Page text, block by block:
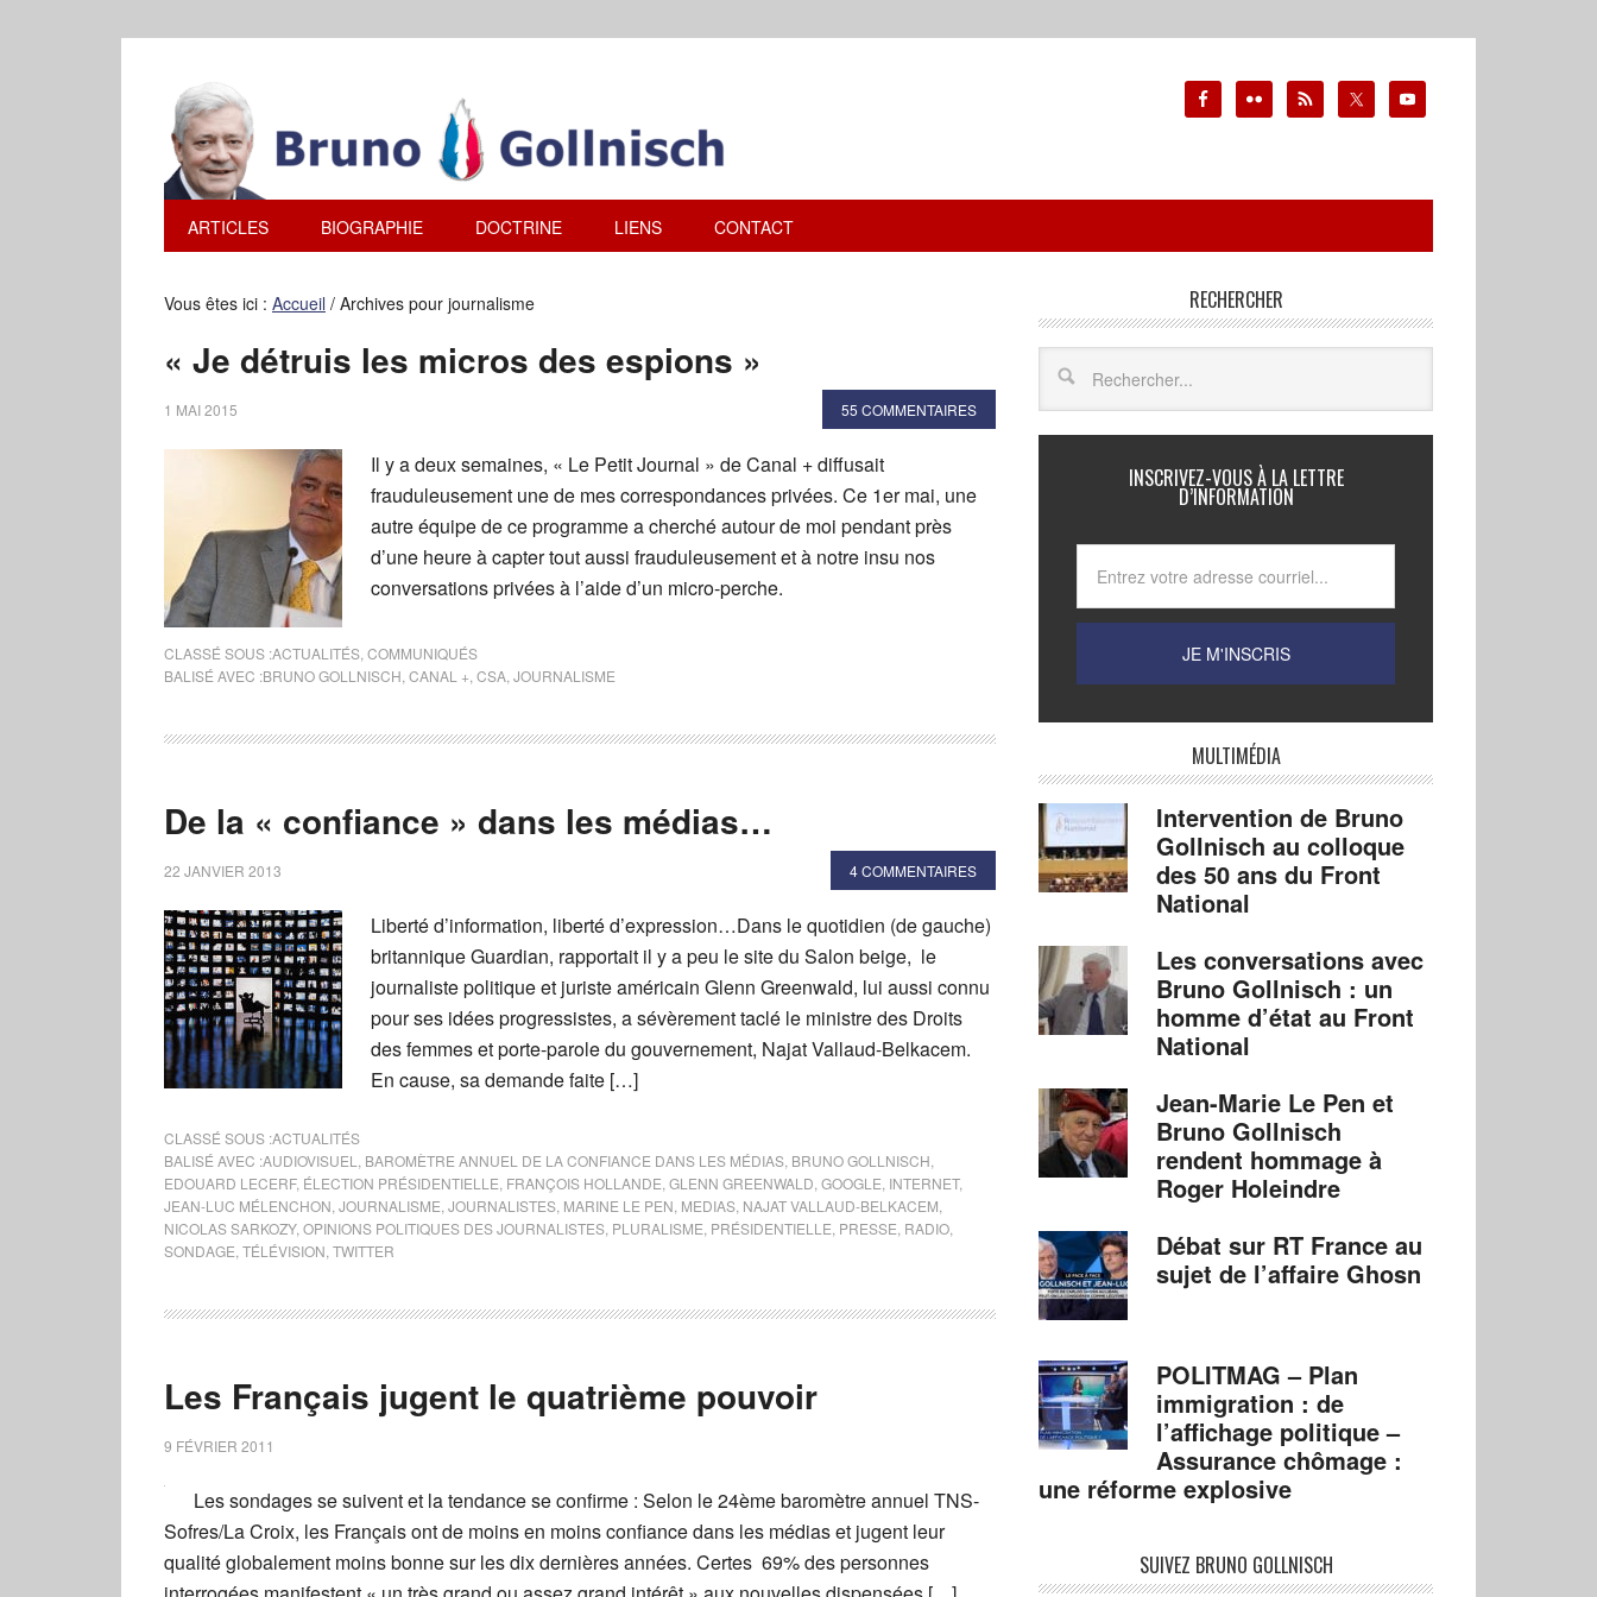
ARTICLES BIOGRAPHIE DOCTRINE LIENS CONTACT
Vous êtes ici : Accueil / Archives pour journalisme
« Je détruis les micros des espions »
1 MAI 2015 55 COMMENTAIRES
Il y a deux semaines, « Le Petit Journal » de Canal + diffusait
frauduleusement une de mes correspondances privées. Ce 1er mai, une
autre équipe de ce programme a cherché autour de moi pendant près
d’une heure à capter tout aussi frauduleusement et à notre insu nos
conversations privées à l’aide d’un micro-perche.
CLASSÉ SOUS :ACTUALITÉS COMMUNIQUÉS
BALISÉ AVEC :BRUNO GOLLNISCH CANAL + CSA JOURNALISME
De la « confiance » dans les médias…
22 JANVIER 2013 4 COMMENTAIRES
Liberté d’information, liberté d’expression…Dans le quotidien (de gauche)
britannique Guardian, rapportait il y a peu le site du Salon beige, le
journaliste politique et juriste américain Glenn Greenwald, lui aussi connu
pour ses idées progressistes, a sévèrement taclé le ministre des Droits
des femmes et porte-parole du gouvernement, Najat Vallaud-Belkacem.
En cause, sa demande faite […]
CLASSÉ SOUS :ACTUALITÉS
BALISÉ AVEC :AUDIOVISUEL BAROMÈTRE ANNUEL DE LA CONFIANCE DANS LES MÉDIAS BRUNO GOLLNISCH
EDOUARD LECERF, ÉLECTION PRÉSIDENTIELLE FRANÇOIS HOLLANDE GLENN GREENWALD GOOGLE INTERNET,
JEAN-LUC MÉLENCHON JOURNALISME JOURNALISTES MARINE LE PEN MEDIAS NAJAT VALLAUD-BELKACEM
NICOLAS SARKOZY, OPINIONS POLITIQUES DES JOURNALISTES PLURALISME PRÉSIDENTIELLE PRESSE RADIO
SONDAGE TÉLÉVISION TWITTER
Les Français jugent le quatrième pouvoir
9 FÉVRIER 2011
Les sondages se suivent et la tendance se confirme : Selon le 24ème baromètre annuel TNS-
Sofres/La Croix, les Français ont de moins en moins confiance dans les médias et jugent leur
qualité globalement moins bonne sur les dix dernières années. Certes 69% des personnes
RECHERCHER
INSCRIVEZ-VOUS À LA LETTRE
D’INFORMATION
MULTIMÉDIA
Intervention de Bruno
Gollnisch au colloque
des 50 ans du Front
National
Les conversations avec
Bruno Gollnisch : un
homme d’état au Front
National
Jean-Marie Le Pen et
Bruno Gollnisch
rendent hommage à
Roger Holeindre
Débat sur RT France au
sujet de l’affaire Ghosn
POLITMAG – Plan
immigration : de
l’affichage politique –
Assurance chômage :
une réforme explosive
SUIVEZ BRUNO GOLLNISCH